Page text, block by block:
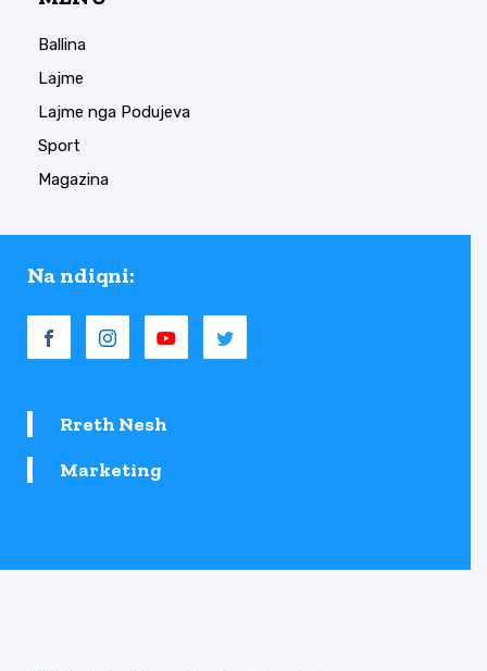
Ballina
Lajme
Lajme nga Podujeva
Sport
Magazina
Na ndiqni:
Rreth Nesh
Marketing